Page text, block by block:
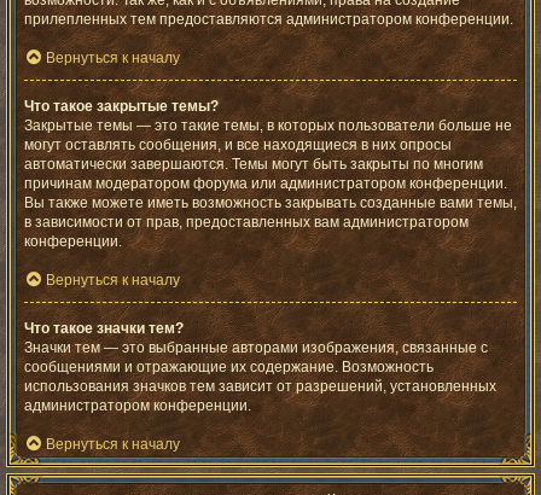
прилепленных тем предоставляются администратором конференции.
Вернуться к началу
Что такое закрытые темы?
Закрытые темы — это такие темы, в которых пользователи больше не
могут оставлять сообщения, и все находящиеся в них опросы
автоматически завершаются. Темы могут быть закрыты по многим
причинам модератором форума или администратором конференции.
Вы также можете иметь возможность закрывать созданные вами темы,
в зависимости от прав, предоставленных вам администратором
конференции.
Вернуться к началу
Что такое значки тем?
Значки тем — это выбранные авторами изображения, связанные с
сообщениями и отражающие их содержание. Возможность
использования значков тем зависит от разрешений, установленных
администратором конференции.
Вернуться к началу